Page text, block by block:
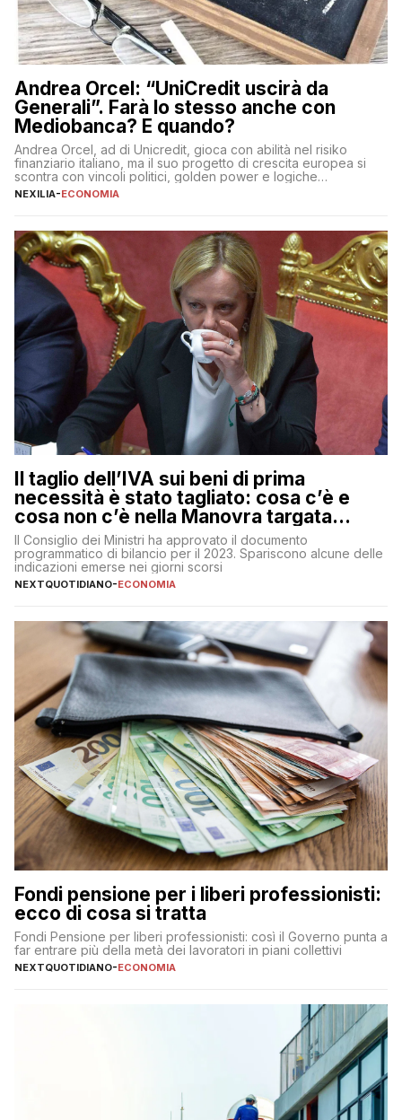
Andrea Orcel: “UniCredit uscirà da
Generali”. Farà lo stesso anche con
Mediobanca? E quando?
Andrea Orcel, ad di Unicredit, gioca con abilità nel risiko
finanziario italiano, ma il suo progetto di crescita europea si
scontra con vincoli politici, golden power e logiche
protezionistiche. Orcel e la mossa su Generali Andrea Orcel,
NEXILIA-ECONOMIA
Il taglio dell’IVA sui beni di prima
necessità è stato tagliato: cosa c’è e
cosa non c’è nella Manovra targata
Meloni
Il Consiglio dei Ministri ha approvato il documento
programmatico di bilancio per il 2023. Spariscono alcune delle
indicazioni emerse nei giorni scorsi
NEXTQUOTIDIANO-ECONOMIA
Fondi pensione per i liberi professionisti:
ecco di cosa si tratta
Fondi Pensione per liberi professionisti: così il Governo punta a
far entrare più della metà dei lavoratori in piani collettivi
NEXTQUOTIDIANO-ECONOMIA